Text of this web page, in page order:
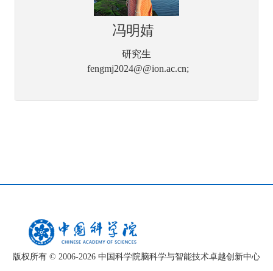
冯明婧
研究生
fengmj2024@@ion.ac.cn;
版权所有 © 2006-2026 中国科学院脑科学与智能技术卓越创新中心